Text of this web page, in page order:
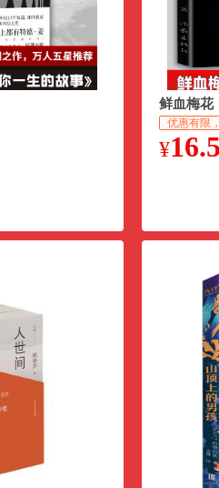
鲜血梅花
优惠有限
¥16.5